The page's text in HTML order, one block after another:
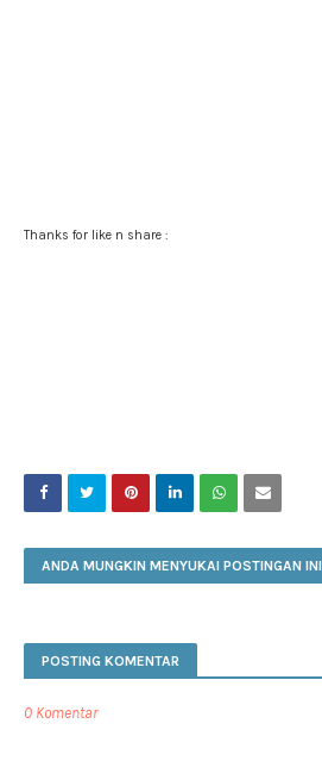
Thanks for like n share :
ANDA MUNGKIN MENYUKAI POSTINGAN INI
POSTING KOMENTAR
0 Komentar